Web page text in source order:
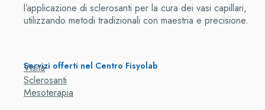
l’applicazione di sclerosanti per la cura dei vasi capillari,
utilizzando metodi tradizionali con maestria e precisione.
Servizi offerti nel Centro Fisyolab
Visita
Sclerosanti
Mesoterapia